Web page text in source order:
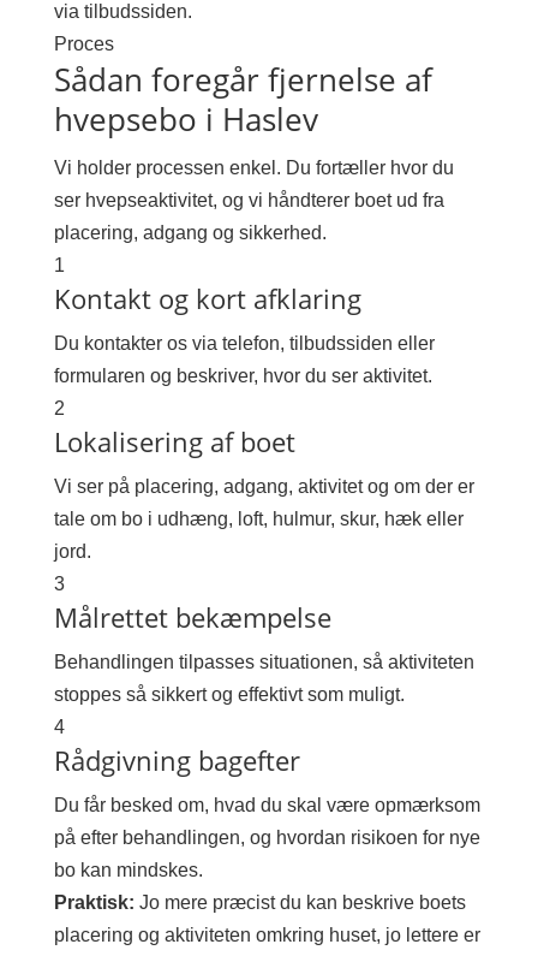
via tilbudssiden.
Proces
Sådan foregår fjernelse af
hvepsebo i Haslev
Vi holder processen enkel. Du fortæller hvor du
ser hvepseaktivitet, og vi håndterer boet ud fra
placering, adgang og sikkerhed.
1
Kontakt og kort afklaring
Du kontakter os via telefon, tilbudssiden eller
formularen og beskriver, hvor du ser aktivitet.
2
Lokalisering af boet
Vi ser på placering, adgang, aktivitet og om der er
tale om bo i udhæng, loft, hulmur, skur, hæk eller
jord.
3
Målrettet bekæmpelse
Behandlingen tilpasses situationen, så aktiviteten
stoppes så sikkert og effektivt som muligt.
4
Rådgivning bagefter
Du får besked om, hvad du skal være opmærksom
på efter behandlingen, og hvordan risikoen for nye
bo kan mindskes.
Praktisk: Jo mere præcist du kan beskrive boets
placering og aktiviteten omkring huset, jo lettere er